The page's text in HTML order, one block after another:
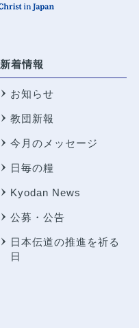
新着情報
お知らせ
教団新報
今月のメッセージ
日毎の糧
Kyodan News
公募・公告
日本伝道の推進を祈る
日